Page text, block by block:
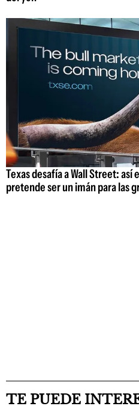
Texas desafía a Wall Street: así
pretende ser un imán para las
TE PUEDE